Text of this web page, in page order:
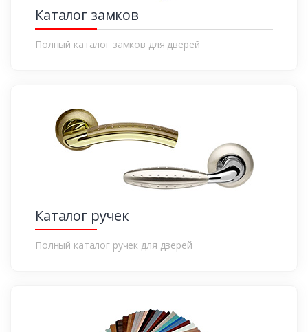
Каталог замков
Полный каталог замков для дверей
Каталог ручек
Полный каталог ручек для дверей